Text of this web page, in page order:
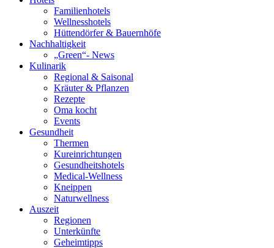
Familienhotels
Wellnesshotels
Hüttendörfer & Bauernhöfe
Nachhaltigkeit
„Green“- News
Kulinarik
Regional & Saisonal
Kräuter & Pflanzen
Rezepte
Oma kocht
Events
Gesundheit
Thermen
Kureinrichtungen
Gesundheitshotels
Medical-Wellness
Kneippen
Naturwellness
Auszeit
Regionen
Unterkünfte
Geheimtipps